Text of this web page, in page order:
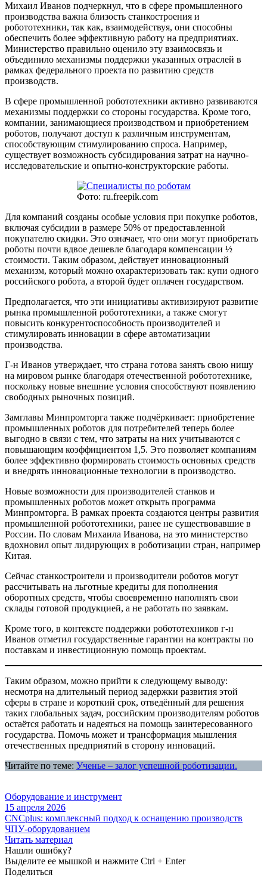
Михаил Иванов подчеркнул, что в сфере промышленного
производства важна близость станкостроения и
робототехники, так как, взаимодействуя, они способны
обеспечить более эффективную работу на предприятиях.
Министерство правильно оценило эту взаимосвязь и
объединило механизмы поддержки указанных отраслей в
рамках федерального проекта по развитию средств
производств.
В сфере промышленной робототехники активно развиваются
механизмы поддержки со стороны государства. Кроме того,
компании, занимающиеся производством и приобретением
роботов, получают доступ к различным инструментам,
способствующим стимулированию спроса. Например,
существует возможность субсидирования затрат на научно-
исследовательские и опытно-конструкторские работы.
Фото: ru.freepik.com
Для компаний созданы особые условия при покупке роботов,
включая субсидии в размере 50% от предоставленной
покупателю скидки. Это означает, что они могут приобретать
роботы почти вдвое дешевле благодаря компенсации ½
стоимости. Таким образом, действует инновационный
механизм, который можно охарактеризовать так: купи одного
российского робота, а второй будет оплачен государством.
Предполагается, что эти инициативы активизируют развитие
рынка промышленной робототехники, а также смогут
повысить конкурентоспособность производителей и
стимулировать инновации в сфере автоматизации
производства.
Г-н Иванов утверждает, что страна готова занять свою нишу
на мировом рынке благодаря отечественной робототехнике,
поскольку новые внешние условия способствуют появлению
свободных рыночных позиций.
Замглавы Минпромторга также подчёркивает: приобретение
промышленных роботов для потребителей теперь более
выгодно в связи с тем, что затраты на них учитываются с
повышающим коэффициентом 1,5. Это позволяет компаниям
более эффективно формировать стоимость основных средств
и внедрять инновационные технологии в производство.
Новые возможности для производителей станков и
промышленных роботов может открыть программа
Минпромторга. В рамках проекта создаются центры развития
промышленной робототехники, ранее не существовавшие в
России. По словам Михаила Иванова, на это министерство
вдохновил опыт лидирующих в роботизации стран, например
Китая.
Сейчас станкостроители и производители роботов могут
рассчитывать на льготные кредиты для пополнения
оборотных средств, чтобы своевременно наполнять свои
склады готовой продукцией, а не работать по заявкам.
Кроме того, в контексте поддержки робототехников г-н
Иванов отметил государственные гарантии на контракты по
поставкам и инвестиционную помощь проектам.
Таким образом, можно прийти к следующему выводу:
несмотря на длительный период задержки развития этой
сферы в стране и короткий срок, отведённый для решения
таких глобальных задач, российским производителям роботов
остаётся работать и надеяться на помощь заинтересованного
государства. Помочь может и трансформация мышления
отечественных предприятий в сторону инноваций.
Читайте по теме: Ученье – залог успешной роботизации.
Оборудование и инструмент
15 апреля 2026
CNCplus: комплексный подход к оснащению производств
ЧПУ-оборудованием
Читать материал
Нашли ошибку?
Выделите ее мышкой и нажмите Ctrl + Enter
Поделиться